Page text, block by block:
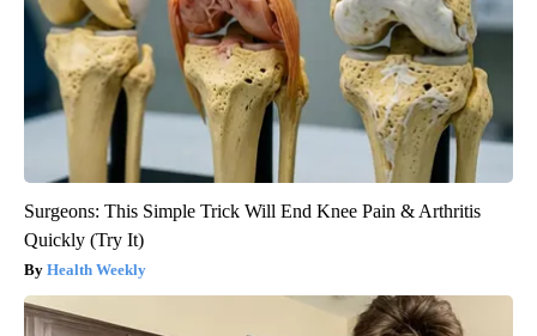
Surgeons: This Simple Trick Will End Knee Pain & Arthritis
Quickly (Try It)
Health Weekly